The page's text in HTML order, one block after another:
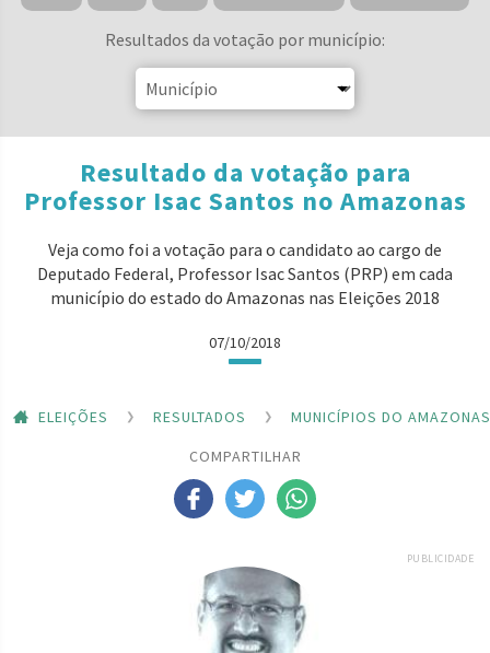
Resultados da votação por município:
Resultado da votação para
Professor Isac Santos no Amazonas
Veja como foi a votação para o candidato ao cargo de
Deputado Federal, Professor Isac Santos (PRP) em cada
município do estado do Amazonas nas Eleições 2018
07/10/2018
ELEIÇÕES RESULTADOS
MUNICÍPIOS DO AMAZONAS
COMPARTILHAR
PUBLICIDADE